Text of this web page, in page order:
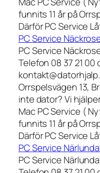
funnits 11 år på
Därför PC Service
PC Service
PC Service
Telefon 08 37 21
Orrspelsvägen 13,
inte dator? Vi
Mac PC Service (
funnits 11 år på
Därför PC Service
PC Service
PC Service